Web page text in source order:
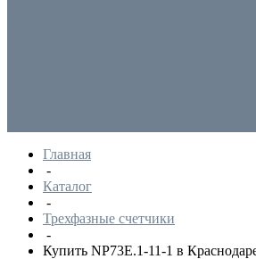
Главная
-
Каталог
-
Трехфазные счетчики
-
Купить NP73E.1-11-1 в